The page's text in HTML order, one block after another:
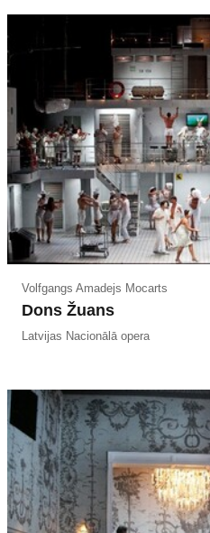
Volfgangs Amadejs Mocarts
Dons Žuans
Latvijas Nacionālā opera